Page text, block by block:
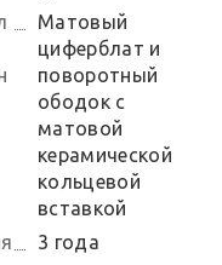
Матовый
циферблат и
поворотный
ободок с
матовой
керамической
кольцевой
вставкой
3 года